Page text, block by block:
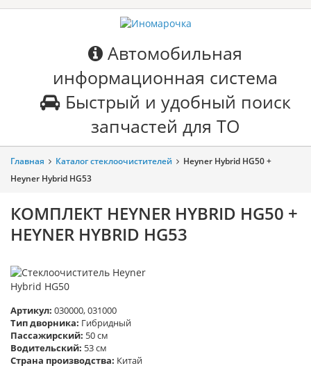
Автомобильная
информационная система
Быстрый и удобный поиск
запчастей для ТО
Главная Каталог стеклоочистителей
Heyner Hybrid HG50 +
Heyner Hybrid HG53
КОМПЛЕКТ HEYNER HYBRID HG50 +
HEYNER HYBRID HG53
Артикул: 030000, 031000
Тип дворника: Гибридный
Пассажирский: 50 см
Водительский: 53 см
Страна производства: Китай